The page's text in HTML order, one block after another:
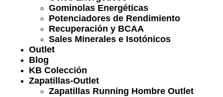
Gominolas Energéticas
Potenciadores de Rendimiento
Recuperación y BCAA
Sales Minerales e Isotónicos
Outlet
Blog
KB Colección
Zapatillas-Outlet
Zapatillas Running Hombre Outlet